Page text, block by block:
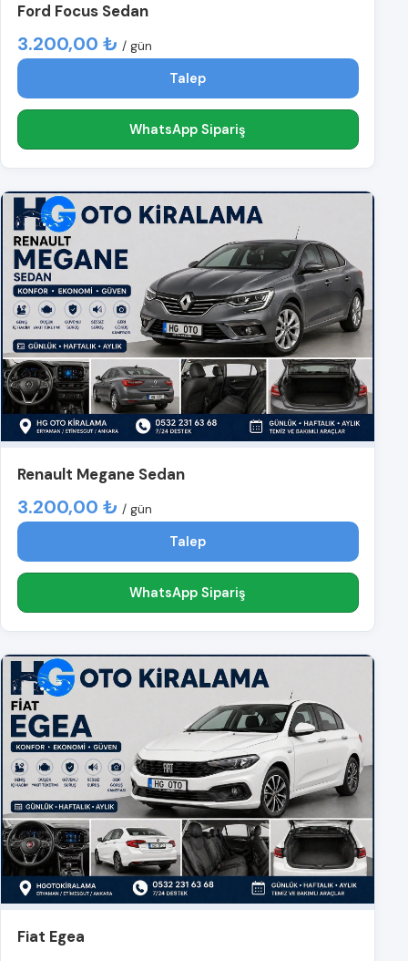
Ford Focus Sedan
3.200,00 ₺ / gün
Talep
WhatsApp Sipariş
Renault Megane Sedan
3.200,00 ₺ / gün
Talep
WhatsApp Sipariş
Fiat Egea